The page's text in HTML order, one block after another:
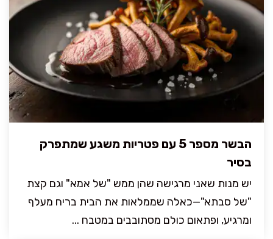
הבשר מספר 5 עם פטריות משגע שמתפרק
בסיר
יש מנות שאני מרגישה שהן ממש "של אמא" וגם קצת
"של סבתא"—כאלה שממלאות את הבית בריח מעלף
ומרגיע, ופתאום כולם מסתובבים במטבח ...